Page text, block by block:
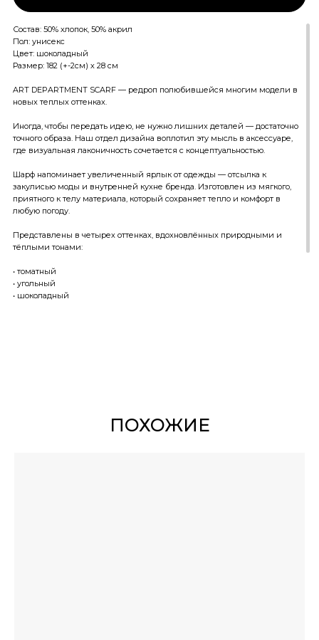
Состав: 50% хлопок, 50% акрил
Пол: унисекс
Цвет: шоколадный
Размер: 182 (+-2см) х 28 см
ART DEPARTMENT SCARF — редроп полюбившейся многим модели в
новых теплых оттенках.
Иногда, чтобы передать идею, не нужно лишних деталей — достаточно
точного образа. Наш отдел дизайна воплотил эту мысль в аксессуаре,
где визуальная лаконичность сочетается с концептуальностью.
Шарф напоминает увеличенный ярлык от одежды — отсылка к
закулисью моды и внутренней кухне бренда. Изготовлен из мягкого,
приятного к телу материала, который сохраняет тепло и комфорт в
любую погоду.
Представлены в четырех оттенках, вдохновлённых природными и
тёплыми тонами:
• томатный
• угольный
• шоколадный
ПОХОЖИЕ